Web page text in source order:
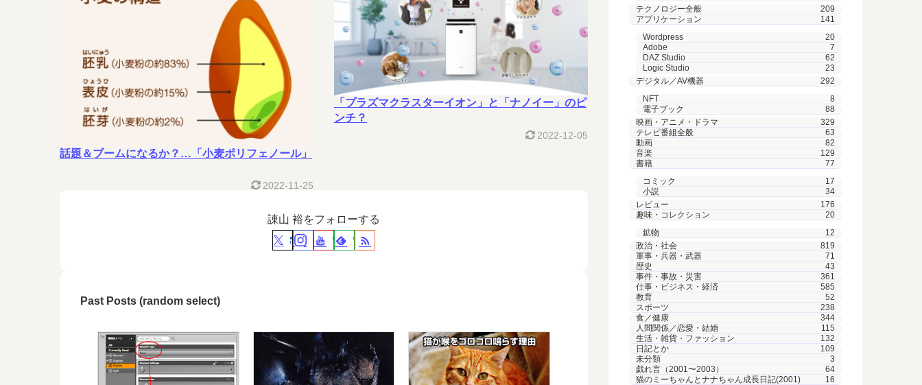
話題＆ブームになるか？…「小麦ポリフェノール」
2022-11-25
「プラズマクラスターイオン」と「ナノイー」のピ
ンチ？
2022-12-05
諌山 裕をフォローする
Past Posts (random select)
東スポ記者は日本語を
テクノロジー全般
209
アプリケーション
141
Wordpress
20
Adobe
7
DAZ Studio
62
Logic Studio
23
デジタル／AV機器
292
NFT
8
電子ブック
88
映画・アニメ・ドラマ
329
テレビ番組全般
63
動画
82
音楽
129
書籍
77
コミック
17
小説
34
レビュー
176
趣味・コレクション
20
鉱物
12
政治・社会
819
軍事・兵器・武器
71
歴史
43
事件・事故・災害
361
仕事・ビジネス・経済
585
教育
52
スポーツ
238
食／健康
344
人間関係／恋愛・結婚
115
生活・雑貨・ファッション
132
日記とか
109
未分類
3
戯れ言（2001〜2003）
64
猫のミーちゃんとナナちゃん成長日記(2001)
16